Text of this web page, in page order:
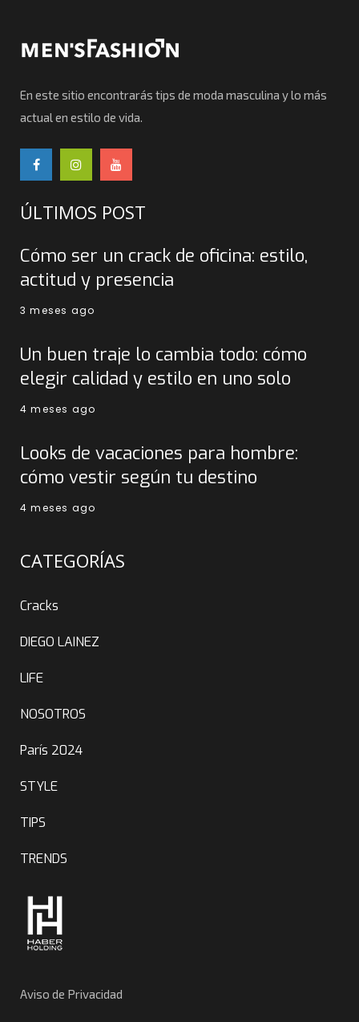
En este sitio encontrarás tips de moda masculina y lo más
actual en estilo de vida.
ÚLTIMOS POST
Cómo ser un crack de oficina: estilo,
actitud y presencia
3 meses ago
Un buen traje lo cambia todo: cómo
elegir calidad y estilo en uno solo
4 meses ago
Looks de vacaciones para hombre:
cómo vestir según tu destino
4 meses ago
CATEGORÍAS
Cracks
DIEGO LAINEZ
LIFE
NOSOTROS
París 2024
STYLE
TIPS
TRENDS
Aviso de Privacidad